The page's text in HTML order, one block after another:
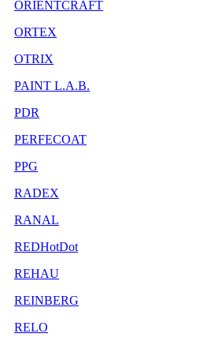
ORIENTCRAFT
ORTEX
OTRIX
PAINT L.A.B.
PDR
PERFECOAT
PPG
RADEX
RANAL
REDHotDot
REHAU
REINBERG
RELO